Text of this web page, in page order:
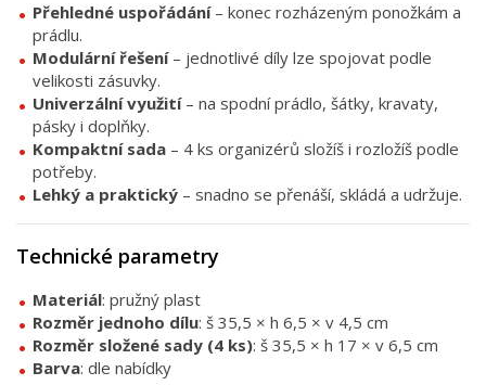
Přehledné uspořádání– konec rozházeným ponožkám a
prádlu.
Modulární řešení– jednotlivé díly lze spojovat podle
velikosti zásuvky.
Univerzální využití– na spodní prádlo, šátky, kravaty,
pásky i doplňky.
Kompaktní sada – 4 ks organizérů složíš i rozložíš podle
potřeby.
Lehký a praktický – snadno se přenáší, skládá a udržuje.
Technické parametry
Materiál: pružný plast
Rozměr jednoho dílu: š 35,5 × h 6,5 × v 4,5 cm
Rozměr složené sady (4 ks): š 35,5 × h 17 × v 6,5 cm
Barva: dle nabídky